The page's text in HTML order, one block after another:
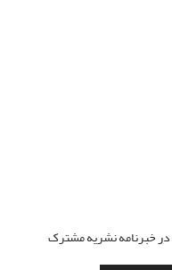
در خبرنامه نشریه مشترک